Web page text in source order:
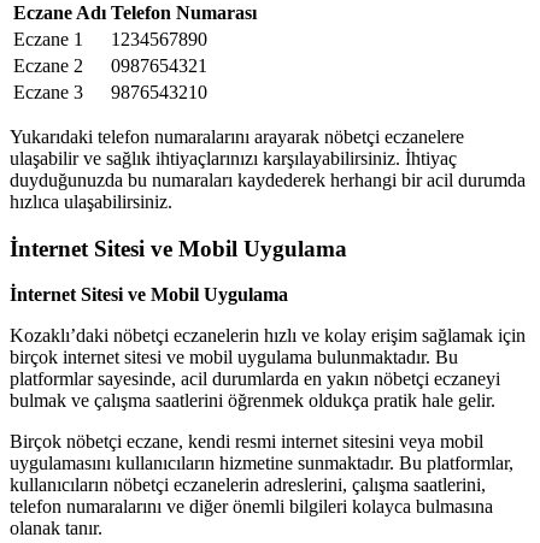
Eczane Adı Telefon Numarası
Eczane 1
1234567890
Eczane 2
0987654321
Eczane 3
9876543210
Yukarıdaki telefon numaralarını arayarak nöbetçi eczanelere
ulaşabilir ve sağlık ihtiyaçlarınızı karşılayabilirsiniz. İhtiyaç
duyduğunuzda bu numaraları kaydederek herhangi bir acil durumda
hızlıca ulaşabilirsiniz.
İnternet Sitesi ve Mobil Uygulama
İnternet Sitesi ve Mobil Uygulama
Kozaklı’daki nöbetçi eczanelerin hızlı ve kolay erişim sağlamak için
birçok internet sitesi ve mobil uygulama bulunmaktadır. Bu
platformlar sayesinde, acil durumlarda en yakın nöbetçi eczaneyi
bulmak ve çalışma saatlerini öğrenmek oldukça pratik hale gelir.
Birçok nöbetçi eczane, kendi resmi internet sitesini veya mobil
uygulamasını kullanıcıların hizmetine sunmaktadır. Bu platformlar,
kullanıcıların nöbetçi eczanelerin adreslerini, çalışma saatlerini,
telefon numaralarını ve diğer önemli bilgileri kolayca bulmasına
olanak tanır.